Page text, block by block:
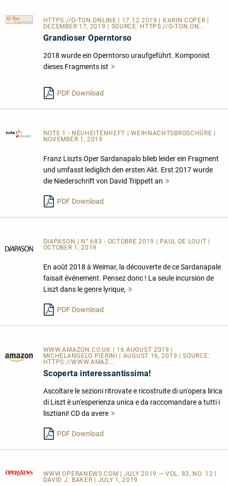
HTTPS://O-TON.ONLINE
| 17.12.2019 | KARIN COPER |
DECEMBER 17, 2019 | SOURCE: HTTPS://O-TON.ON...
Grandioser Operntorso
2018 wurde ein Operntorso uraufgeführt. Komponist
dieses Fragments ist
PDF Download
NOTE 1 - NEUHEITENHEFT
| WEIHNACHTSBROSCHÜRE |
NOVEMBER 1, 2019
Franz Liszts Oper Sardanapalo blieb leider ein Fragment
und umfasst lediglich den ersten Akt. Erst 2017 wurde
die Niederschrift von David Trippett an
PDF Download
DIAPASON | N° 683 - OCTOBRE 2019 | PAUL DE LOUIT |
OCTOBER 1, 2019
En août 2018 à Weimar, la découverte de ce Sardanapale
faisait événement. Pensez donc ! La seule incursion de
Liszt dans le genre lyrique,
PDF Download
WWW.AMAZON.CO.UK | 16 AUGUST 2019 |
MICHELANGELO PIERINI | AUGUST 16, 2019 | SOURCE:
HTTPS://WWW.AMAZ...
Scoperta interessantissima!
Ascoltare le sezioni ritrovate e ricostruite di un'opera lirica
di Liszt è un'esperienza unica e da raccomandare a tutti i
lisztiani! CD da avere
PDF Download
WWW.OPERANEWS.COM
| JULY 2019 — VOL. 83, NO. 12 |
DAVID J. BAKER | JULY 1, 2019